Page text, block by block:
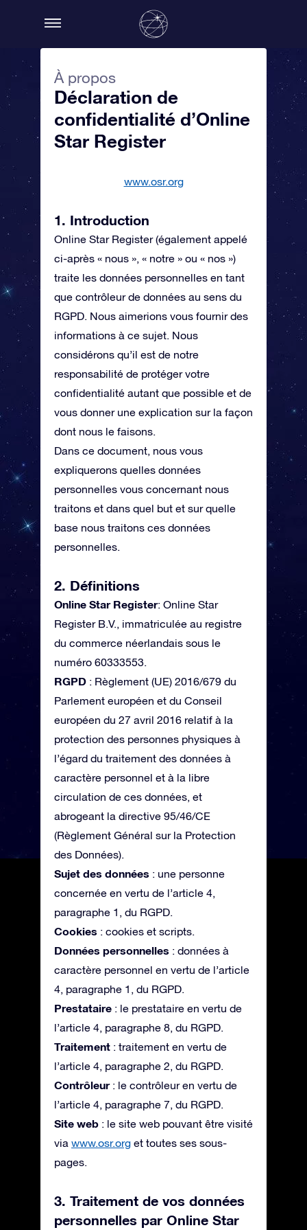
À propos
Déclaration de
confidentialité d’Online
Star Register
www.osr.org
1. Introduction
Online Star Register (également appelé
ci-après « nous », « notre » ou « nos »)
traite les données personnelles en tant
que contrôleur de données au sens du
RGPD. Nous aimerions vous fournir des
informations à ce sujet. Nous
considérons qu’il est de notre
responsabilité de protéger votre
confidentialité autant que possible et de
vous donner une explication sur la façon
dont nous le faisons.
Dans ce document, nous vous
expliquerons quelles données
personnelles vous concernant nous
traitons et dans quel but et sur quelle
base nous traitons ces données
personnelles.
2. Définitions
Online Star Register: Online Star
Register B.V., immatriculée au registre
du commerce néerlandais sous le
numéro 60333553.
RGPD : Règlement (UE) 2016/679 du
Parlement européen et du Conseil
européen du 27 avril 2016 relatif à la
protection des personnes physiques à
l’égard du traitement des données à
caractère personnel et à la libre
circulation de ces données, et
abrogeant la directive 95/46/CE
(Règlement Général sur la Protection
des Données).
Sujet des données : une personne
concernée en vertu de l’article 4,
paragraphe 1, du RGPD.
Cookies : cookies et scripts.
Données personnelles : données à
caractère personnel en vertu de l’article
4, paragraphe 1, du RGPD.
Prestataire : le prestataire en vertu de
l’article 4, paragraphe 8, du RGPD.
Traitement : traitement en vertu de
l’article 4, paragraphe 2, du RGPD.
Contrôleur : le contrôleur en vertu de
l’article 4, paragraphe 7, du RGPD.
Site web : le site web pouvant être visité
via www.osr.org et toutes ses sous-
pages.
3. Traitement de vos données
personnelles par Online Star